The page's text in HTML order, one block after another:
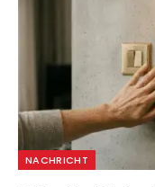
NACHRICHT